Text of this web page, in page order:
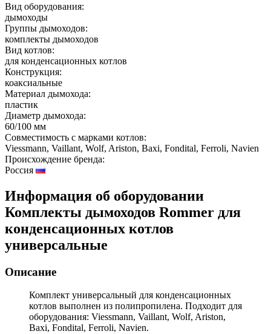
Вид оборудования:
дымоходы
Группы дымоходов:
комплекты дымоходов
Вид котлов:
для конденсационных котлов
Конструкция:
коаксиальные
Материал дымохода:
пластик
Диаметр дымохода:
60/100 мм
Совместимость с марками котлов:
Viessmann, Vaillant, Wolf, Ariston, Baxi, Fondital, Ferroli, Navien
Происхождение бренда:
Россия
Информация об оборудовании
Комплекты дымоходов Rommer для
конденсационных котлов
универсальные
Описание
Комплект универсальный для конденсационных
котлов выполнен из полипропилена. Подходит для
оборудования: Viessmann, Vaillant, Wolf, Ariston,
Baxi, Fondital, Ferroli, Navien.